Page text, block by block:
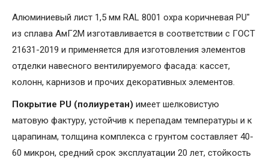
Алюминиевый лист 1,5 мм RAL 8001 охра коричневая PU"
из сплава АмГ2М изготавливается в соответствии с ГОСТ
21631-2019 и применяется для изготовления элементов
отделки навесного вентилируемого фасада: кассет,
колонн, карнизов и прочих декоративных элементов.
Покрытие PU (полиуретан) имеет шелковистую
матовую фактуру, устойчив к перепадам температуры и к
царапинам, толщина комплекса с грунтом составляет 40-
60 микрон, средний срок эксплуатации 20 лет, стойкость